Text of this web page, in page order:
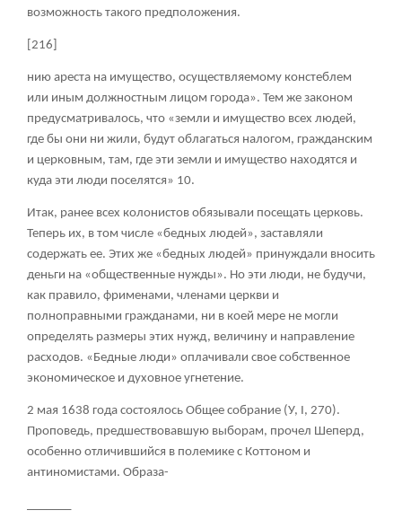
возможность такого предположения.
[216]
нию ареста на имущество, осуществляемому констеблем
или иным должностным лицом города». Тем же законом
предусматривалось, что «земли и имущество всех людей,
где бы они ни жили, будут облагаться налогом, гражданским
и церковным, там, где эти земли и имущество находятся и
куда эти люди поселятся» 10.
Итак, ранее всех колонистов обязывали посещать церковь.
Теперь их, в том числе «бедных людей», заставляли
содержать ее. Этих же «бедных людей» принуждали вносить
деньги на «общественные нужды». Но эти люди, не будучи,
как правило, фрименами, членами церкви и
полноправными гражданами, ни в коей мере не могли
определять размеры этих нужд, величину и направление
расходов. «Бедные люди» оплачивали свое собственное
экономическое и духовное угнетение.
2 мая 1638 года состоялось Общее собрание (У, I, 270).
Проповедь, предшествовавшую выборам, прочел Шеперд,
особенно отличившийся в полемике с Коттоном и
антиномистами. Образа-